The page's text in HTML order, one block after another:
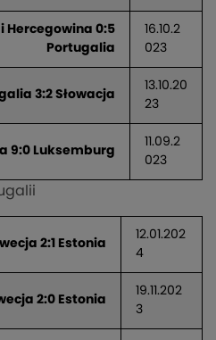
i Hercegowina 0:5
Portugalia
16.10.2
023
3:2 Słowacja
13.10.20
23
9:0 Luksemburg
11.09.2
023
2:1 Estonia
12.01.202
4
2:0 Estonia
19.11.202
3